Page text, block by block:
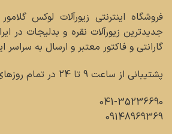
فروشگاه اینترنتی زیورآلات لوکس
جدیدترین زیورآلات نقره و بدلیجات در
گارانتی و فاکتور معتبر و ارسال به سراسر
پشتیبانی از ساعت 9 تا 24 در تمام روزهای هفته :
041-35236690
09148969369